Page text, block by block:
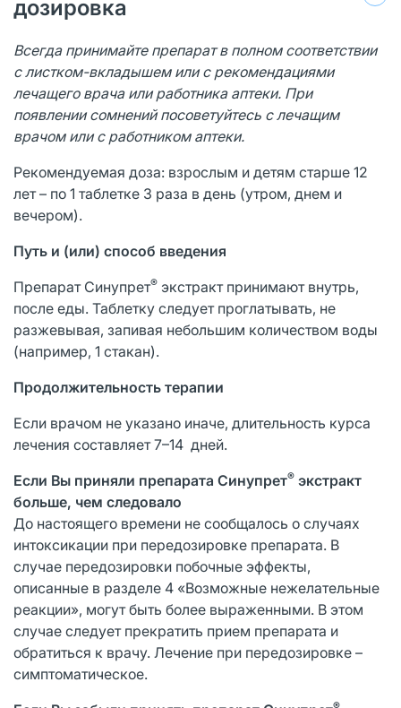
дозировка
Всегда принимайте препарат в полном соответствии
с листком-вкладышем или с рекомендациями
лечащего врача или работника аптеки. При
появлении сомнений посоветуйтесь с лечащим
врачом или с работником аптеки.
Рекомендуемая доза: взрослым и детям старше 12
лет – по 1 таблетке 3 раза в день (утром, днем и
вечером).
Путь и (или) способ введения
Препарат Синупрет® экстракт принимают внутрь,
после еды. Таблетку следует проглатывать, не
разжевывая, запивая небольшим количеством воды
(например, 1 стакан).
Продолжительность терапии
Если врачом не указано иначе, длительность курса
лечения составляет 7–14 дней.
Если Вы приняли препарата Синупрет® экстракт
больше, чем следовало
До настоящего времени не сообщалось о случаях
интоксикации при передозировке препарата. В
случае передозировки побочные эффекты,
описанные в разделе 4 «Возможные нежелательные
реакции», могут быть более выраженными. В этом
случае следует прекратить прием препарата и
обратиться к врачу. Лечение при передозировке –
симптоматическое.